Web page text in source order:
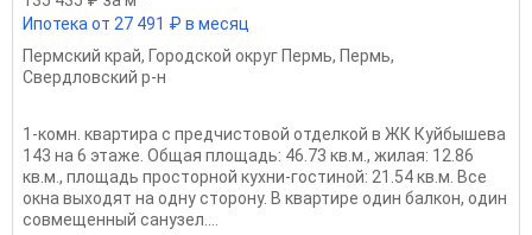
Ипотека от 27 491 ₽ в месяц
Пермский край, Городской округ Пермь, Пермь,
Свердловский р-н
1-комн. квартира с предчистовой отделкой в ЖК Куйбышева
143 на 6 этаже. Общая площадь: 46.73 кв.м., жилая: 12.86
кв.м., площадь просторной кухни-гостиной: 21.54 кв.м. Все
окна выходят на одну сторону. В квартире один балкон, один
совмещенный санузел....